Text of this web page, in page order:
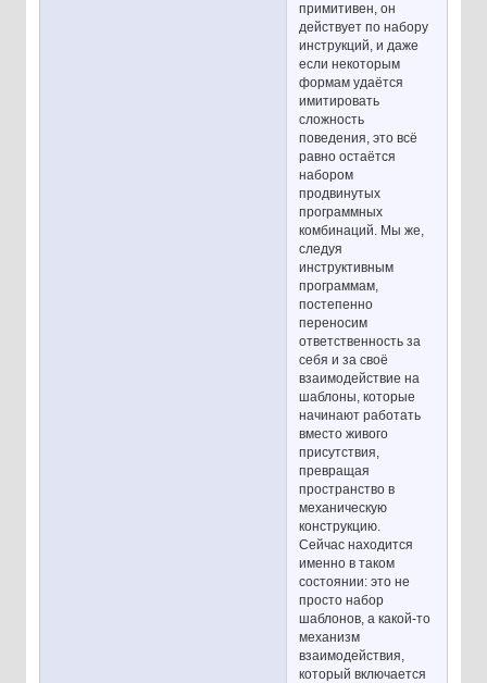
примитивен, он
действует по набору
инструкций, и даже
если некоторым
формам удаётся
имитировать
сложность
поведения, это всё
равно остаётся
набором
продвинутых
программных
комбинаций. Мы же,
следуя
инструктивным
программам,
постепенно
переносим
ответственность за
себя и за своё
взаимодействие на
шаблоны, которые
начинают работать
вместо живого
присутствия,
превращая
пространство в
механическую
конструкцию.
Сейчас находится
именно в таком
состоянии: это не
просто набор
шаблонов, а какой-то
механизм
взаимодействия,
который включается